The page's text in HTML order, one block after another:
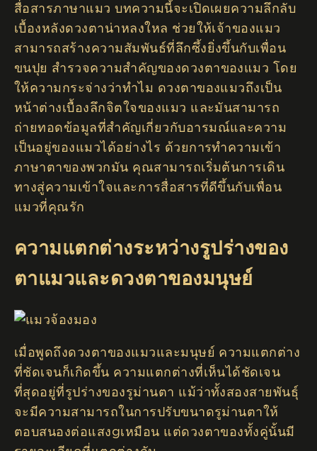
สื่อสารภาษาแมว บทความนี้จะเปิดเผยความลึกลับ
เบื้องหลังดวงตาน่าหลงใหล ช่วยให้เจ้าของแมว
สามารถสร้างความสัมพันธ์ที่ลึกซึ้งยิ่งขึ้นกับเพื่อน
ขนปุย สำรวจความสำคัญของดวงตาของแมว โดย
ให้ความกระจ่างว่าทำไม ดวงตาของแมวถึงเป็น
หน้าต่างเบื้องลึกจิตใจของแมว และมันสามารถ
ถ่ายทอดข้อมูลที่สำคัญเกี่ยวกับอารมณ์และความ
เป็นอยู่ของแมวได้อย่างไร ด้วยการทำความเข้า
ภาษาตาของพวกมัน คุณสามารถเริ่มต้นการเดิน
ทางสู่ความเข้าใจและการสื่อสารที่ดีขึ้นกับเพื่อน
แมวที่คุณรัก
ความแตกต่างระหว่างรูปร่างของ
ตาแมวและดวงตาของมนุษย์
เมื่อพูดถึงดวงตาของแมวและมนุษย์ ความแตกต่าง
ที่ชัดเจนก็เกิดขึ้น ความแตกต่างที่เห็นได้ชัดเจน
ที่สุดอยู่ที่รูปร่างของรูม่านตา แม้ว่าทั้งสองสายพันธุ์
จะมีความสามารถในการปรับขนาดรูม่านตาให้
ตอบสนองต่อแสงgเหมือน แต่ดวงตาของทั้งคู่นั้นมี